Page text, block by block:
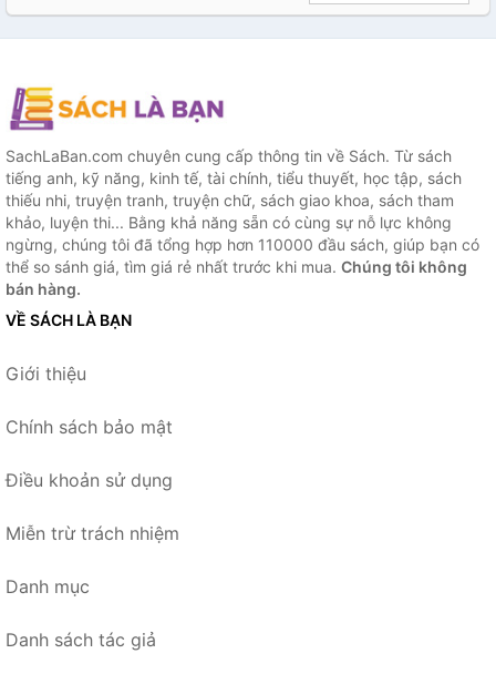
SachLaBan.com chuyên cung cấp thông tin về Sách. Từ sách
tiếng anh, kỹ năng, kinh tế, tài chính, tiểu thuyết, học tập, sách
thiếu nhi, truyện tranh, truyện chữ, sách giao khoa, sách tham
khảo, luyện thi... Bằng khả năng sẵn có cùng sự nỗ lực không
ngừng, chúng tôi đã tổng hợp hơn 110000 đầu sách, giúp bạn có
thể so sánh giá, tìm giá rẻ nhất trước khi mua. Chúng tôi không
bán hàng.
VỀ SÁCH LÀ BẠN
Giới thiệu
Chính sách bảo mật
Điều khoản sử dụng
Miễn trừ trách nhiệm
Danh mục
Danh sách tác giả